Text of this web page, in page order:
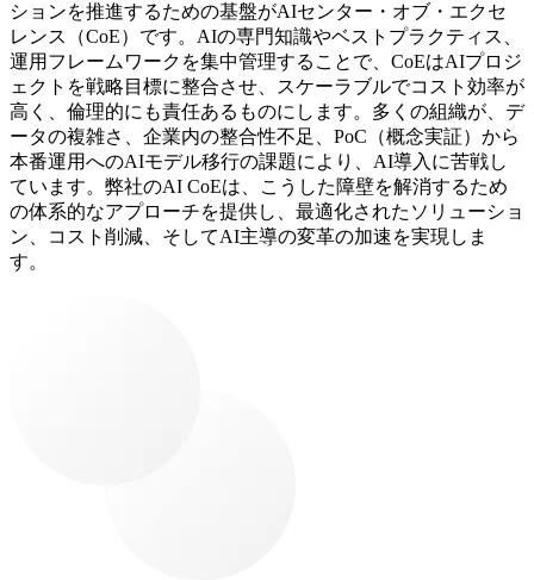
ションを推進するための基盤がAIセンター・オブ・エクセ
レンス（CoE）です。AIの専門知識やベストプラクティス、
運用フレームワークを集中管理することで、CoEはAIプロジ
ェクトを戦略目標に整合させ、スケーラブルでコスト効率が
高く、倫理的にも責任あるものにします。多くの組織が、デ
ータの複雑さ、企業内の整合性不足、PoC（概念実証）から
本番運用へのAIモデル移行の課題により、AI導入に苦戦し
ています。弊社のAI CoEは、こうした障壁を解消するため
の体系的なアプローチを提供し、最適化されたソリューショ
ン、コスト削減、そしてAI主導の変革の加速を実現しま
す。